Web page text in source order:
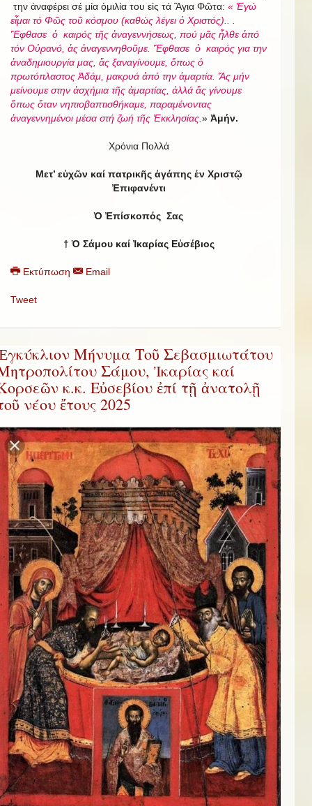
την ἀναφέρει σέ μία ὁμιλία του εἰς τά Ἅγια Φῶτα: « Ἐγώ
εἶμαι τό Φῶς τοῦ κόσμου (καθώς λέγει ὁ Χριστός).. .
Ἔφθασε ὁ καιρός τῆς ἀναγεννήσεως, πού μᾶς ἦλθε ἀπό
τόν Οὐρανό, ἀς ἀναγεννηθοῦμε. Ἔφθασε ὁ καιρός για την
ἀναδημιουργία μας, ἄς ξαναγίνουμε, ὅπως ὁ
πρωτόπλαστος Ἀδάμ, μακρυά ἀπό την ἁμαρτία. Ἄς μήν
μείνουμε στην ἀσχήμια τῆς ἁμαρτίας, ἀλλά ἄς γίνουμε
ὅπως ὅταν νηπιοβαπτισθήκαμε, παραμένοντας
ἀναγεννημένοι μέσα στή ζωή τῆς Ἐκκλησίας.» Ἀμήν.
Χρόνια Πολλά
Μετ’ εὐχῶν καί πατρικῆς ἀγάπης ἐν Χριστῷ
Ἐπιφανέντι
Ὁ Ἐπίσκοπός Σας
† Ὁ Σάμου καί Ἰκαρίας Εὐσέβιος
Εκτύπωση Email
Tweet
Μήνυμα Τοῦ Σεβασμιωτάτου
Σάμου, Ἰκαρίας καί
κ.κ. Εὐσεβίου ἐπί τῇ ἀνατολῇ
νέου ἔτους 2025